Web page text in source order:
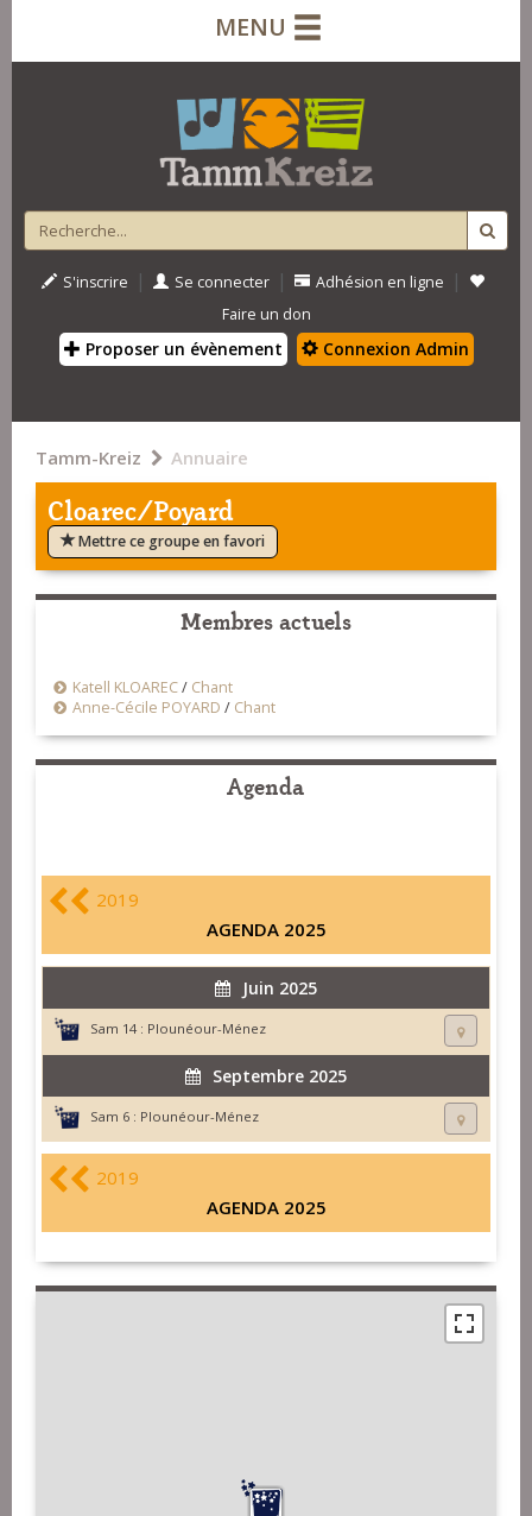
MENU
S'inscrire | Se connecter | Adhésion en ligne |
Faire un don
Proposer un évènement Connexion Admin
Tamm-Kreiz Annuaire
Cloarec/Poyard
Mettre ce groupe en favori
Membres actuels
Katell KLOAREC/ Chant
Anne-Cécile POYARD / Chant
Agenda
2019
AGENDA 2025
Juin 2025
Sam 14 : Plounéour-Ménez
Septembre 2025
Sam 6 : Plounéour-Ménez
2019
AGENDA 2025